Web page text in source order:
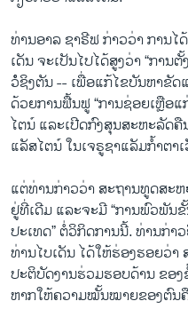
ທ່ານອາລ ຊາຣີຟ ກ່າວວ່າ ການ
ເດັນ ຈະເປັນໄປໄດ້ສູງວ່າ “ການ
ວໍໍຊິງຕັນ -- ເພື່ອແກ້ໄຂບັນຫາຂັ
ດ້ວຍການຟື້ນຟູ “ການຊ່ອຍເຫຼືອ
ໄຕນ໌ ແລະເປີດກົງສຸນສະຫະລັດ
ແລັສໄຕນ໌ ໃນເຈຣູຊາແລັມກ້ຳຕາ
ແຕ່ທ່ານກ່າວວ່າ ສະຖານທູດສະ
ຢູ່ທີ່ເດີມ ແລະຈະມີ “ການພົວພັນ
ປະເທດ” ຕໍ່ວິກິດການນີ້. ທ່ານກ່າ
ທ່ານໄບເດັນ ໄດ້ໃຫ້ຮ່ອງຮອຍວ່
ປະຕິບັດງານຮ່ວມຮອບດ້ານ ຂອ
ຫາກໃຫ້ຄວາມໝັ້ນໝາຍຂອງຕົນ